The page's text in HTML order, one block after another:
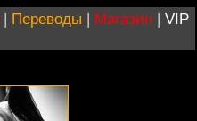
| Переводы | Магазин | VIP